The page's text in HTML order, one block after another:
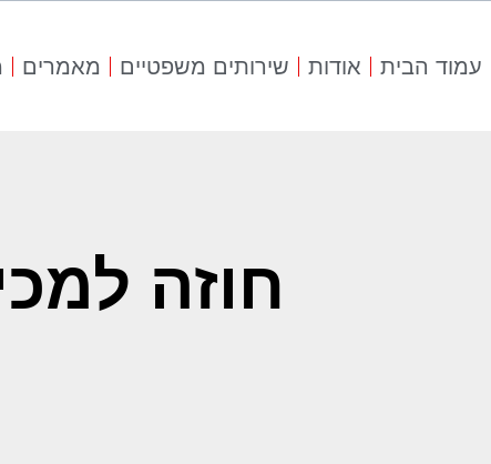
עמוד הבית אודות שירותים משפטיים מאמרים
חוזה